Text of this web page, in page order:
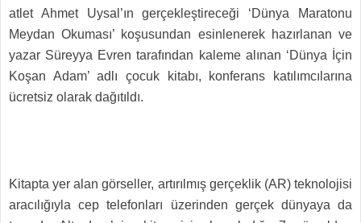
atlet Ahmet Uysal’ın gerçekleştireceği ‘Dünya Maratonu
Meydan Okuması’ koşusundan esinlenerek hazırlanan ve
yazar Süreyya Evren tarafından kaleme alınan ‘Dünya İçin
Koşan Adam’ adlı çocuk kitabı, konferans katılımcılarına
ücretsiz olarak dağıtıldı.
Kitapta yer alan görseller, artırılmış gerçeklik (AR) teknolojisi
aracılığıyla cep telefonları üzerinden gerçek dünyaya da